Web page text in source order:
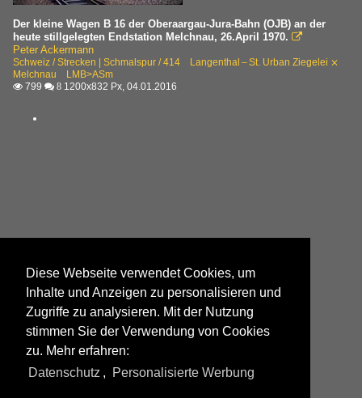
Der kleine Wagen B 16 der Oberaargau-Jura-Bahn (OJB) an der
heute stillgelegten Endstation Melchnau, 26.April 1970. 
Peter Ackermann
Schweiz / Strecken | Schmalspur / 414 Langenthal – St. Urban Ziegelei ⨯
Melchnau LMB>ASm
 799  8 1200x832 Px, 04.01.2016
Diese Webseite verwendet Cookies, um
Inhalte und Anzeigen zu personalisieren und
Zugriffe zu analysieren. Mit der Nutzung
stimmen Sie der Verwendung von Cookies
zu. Mehr erfahren:
Datenschutz , Personalisierte Werbung